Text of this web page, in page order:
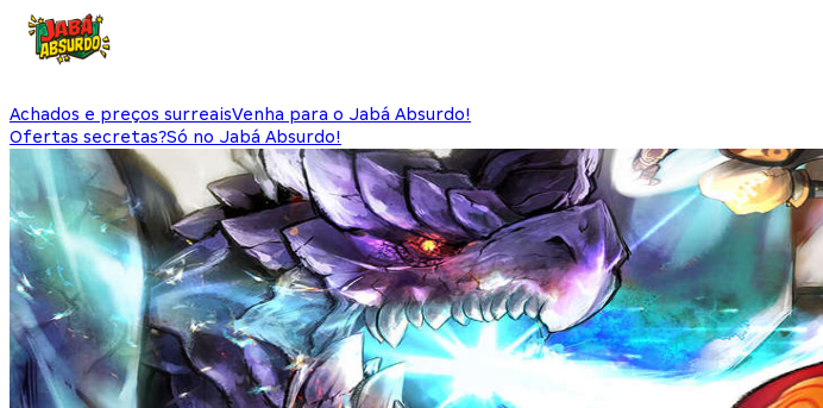
Achados e preços surreaisVenha para o Jabá Absurdo!
Ofertas secretas?Só no Jabá Absurdo!